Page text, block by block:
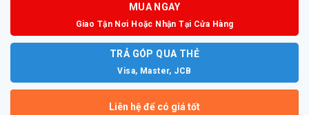
MUA NGAY
Giao Tận Nơi Hoặc Nhận Tại Cửa Hàng
TRẢ GÓP QUA THẺ
Visa, Master, JCB
Liên hệ để có giá tốt